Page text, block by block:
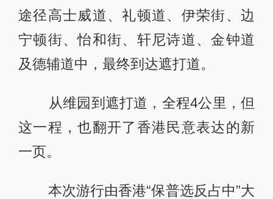
途径高士威道、礼顿道、伊荣街、边
宁顿街、怡和街、轩尼诗道、金钟道
及德辅道中，最终到达遮打道。
从维园到遮打道，全程4公里，但
这一程，也翻开了香港民意表达的新
一页。
本次游行由香港“保普选反占中”大